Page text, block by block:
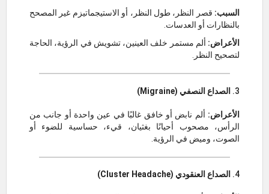
السبب: قصر النظر، طول النظر، أو الاستيجماتيزم غير المصحح
بالنظارات أو العدسات.
الأعراض: ألم مستمر خلف العينين، تشويش في الرؤية، الحاجة
لتصحيح النظر.
3. الصداع النصفي (Migraine)
الأعراض: ألم نابض أو خافق غالبًا في عين واحدة أو جانب من
الرأس، مصحوب أحيانًا بغثيان، قيء، حساسية للضوء أو
الصوت، وميض في الرؤية.
4. الصداع العنقودي (Cluster Headache)